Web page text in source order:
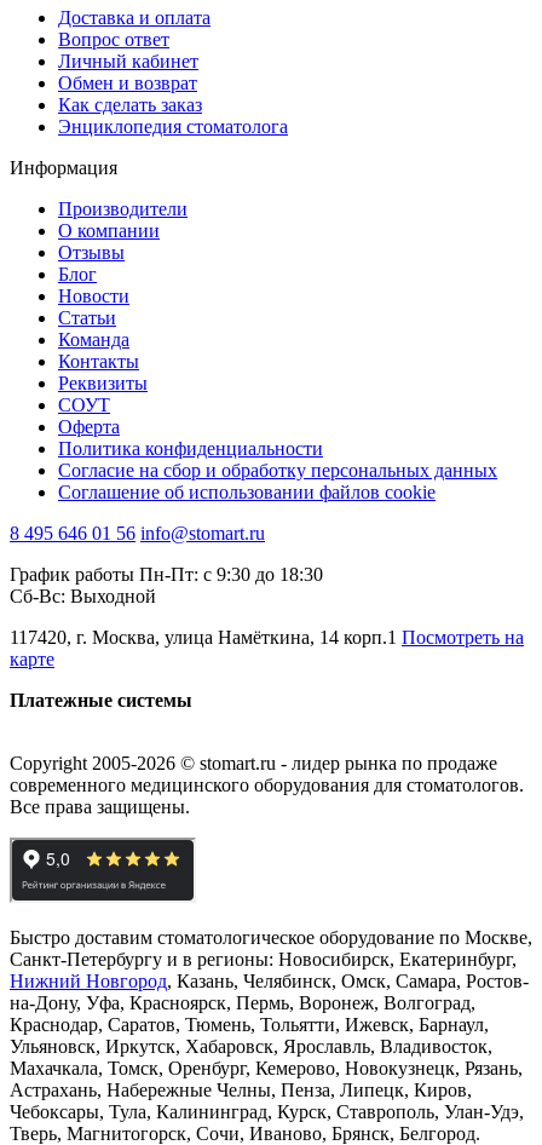
Доставка и оплата
Вопрос ответ
Личный кабинет
Обмен и возврат
Как сделать заказ
Энциклопедия стоматолога
Информация
Производители
О компании
Отзывы
Блог
Новости
Статьи
Команда
Контакты
Реквизиты
СОУТ
Оферта
Политика конфиденциальности
Согласие на сбор и обработку персональных данных
Соглашение об использовании файлов cookie
8 495 646 01 56 info@stomart.ru
График работы Пн-Пт: с 9:30 до 18:30
Сб-Вс: Выходной
117420, г. Москва, улица Намёткина, 14 корп.1 Посмотреть на
карте
Платежные системы
Copyright 2005-2026 © stomart.ru - лидер рынка по продаже
современного медицинского оборудования для стоматологов.
Все права защищены.
Быстро доставим стоматологическое оборудование по Москве,
Санкт-Петербургу и в регионы: Новосибирск, Екатеринбург,
Нижний Новгород, Казань, Челябинск, Омск, Самара, Ростов-
на-Дону, Уфа, Красноярск, Пермь, Воронеж, Волгоград,
Краснодар, Саратов, Тюмень, Тольятти, Ижевск, Барнаул,
Ульяновск, Иркутск, Хабаровск, Ярославль, Владивосток,
Махачкала, Томск, Оренбург, Кемерово, Новокузнецк, Рязань,
Астрахань, Набережные Челны, Пенза, Липецк, Киров,
Чебоксары, Тула, Калининград, Курск, Ставрополь, Улан-Удэ,
Тверь, Магнитогорск, Сочи, Иваново, Брянск, Белгород.